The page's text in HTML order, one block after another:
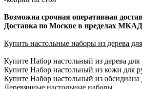
Возможна срочная оперативная
Доставка по Москве в пределах
Купить настольные наборы из дерева
Купите Набор настольный из дерева для
Купите Набор настольный из кожи для
Купите Набор настольный из обсидиана